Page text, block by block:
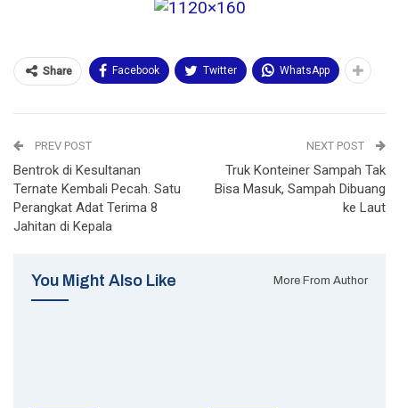
Share Facebook Twitter WhatsApp
PREV POST
Bentrok di Kesultanan
Ternate Kembali Pecah. Satu
Perangkat Adat Terima 8
Jahitan di Kepala
NEXT POST
Truk Konteiner Sampah Tak
Bisa Masuk, Sampah Dibuang
ke Laut
You Might Also Like More From Author